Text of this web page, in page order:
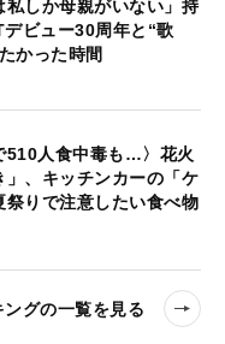
私しか母親がいない」持
ビュー30周年と“歌
かった時間
510人食中毒も…〉花火
」、キッチンカーの「ケ
りで注意したい食べ物
グの一覧を見る